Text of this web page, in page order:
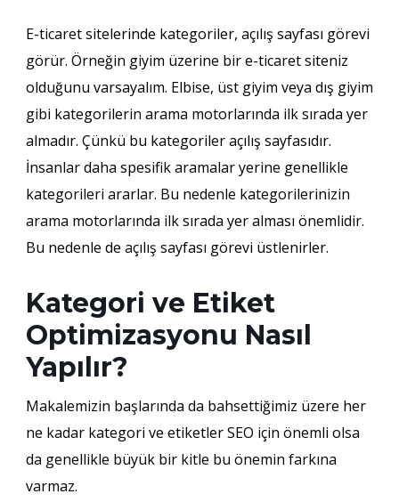
E-ticaret sitelerinde kategoriler, açılış sayfası görevi
görür. Örneğin giyim üzerine bir e-ticaret siteniz
olduğunu varsayalım. Elbise, üst giyim veya dış giyim
gibi kategorilerin arama motorlarında ilk sırada yer
almadır. Çünkü bu kategoriler açılış sayfasıdır.
İnsanlar daha spesifik aramalar yerine genellikle
kategorileri ararlar. Bu nedenle kategorilerinizin
arama motorlarında ilk sırada yer alması önemlidir.
Bu nedenle de açılış sayfası görevi üstlenirler.
Kategori ve Etiket
Optimizasyonu Nasıl
Yapılır?
Makalemizin başlarında da bahsettiğimiz üzere her
ne kadar kategori ve etiketler SEO için önemli olsa
da genellikle büyük bir kitle bu önemin farkına
varmaz.